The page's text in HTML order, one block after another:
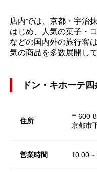
店内では、京都・宇治
はじめ、人気の菓子・
などの国内外の旅行客
気の商品を多数展開し
ドン・キホーテ
住所
〒600-
京都市
営業時間 10:00